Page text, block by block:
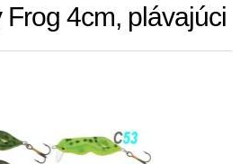
4cm, plávajúci